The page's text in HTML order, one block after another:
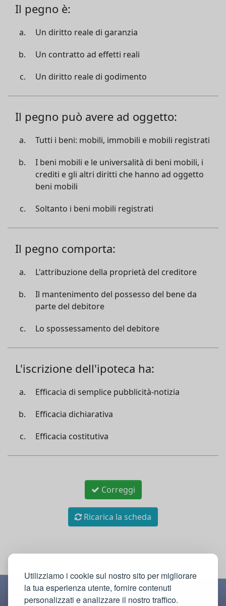
Utilizziamo i cookie sul nostro sito per migliorare
la tua esperienza utente, fornire contenuti
personalizzati e analizzare il nostro traffico.
Il pegno è:
Un diritto reale di garanzia
Un contratto ad effetti reali
Un diritto reale di godimento
Il pegno può avere ad oggetto:
Tutti i beni: mobili, immobili e mobili registrati
I beni mobili e le universalità di beni mobili, i
crediti e gli altri diritti che hanno ad oggetto
beni mobili
Soltanto i beni mobili registrati
Il pegno comporta:
L'attribuzione della proprietà del creditore
Il mantenimento del possesso del bene da
parte del debitore
Lo spossessamento del debitore
L'iscrizione dell'ipoteca ha:
Efficacia di semplice pubblicità-notizia
Efficacia dichiarativa
Efficacia costitutiva
Correggi
Ricarica la scheda